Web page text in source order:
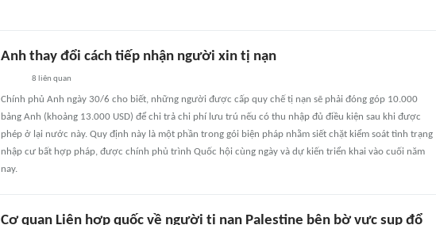
Anh thay đổi cách tiếp nhận người xin tị nạn
8 liên quan
Chính phủ Anh ngày 30/6 cho biết, những người được cấp quy chế tị nạn sẽ phải đóng góp 10.000
bảng Anh (khoảng 13.000 USD) để chi trả chi phí lưu trú nếu có thu nhập đủ điều kiện sau khi được
phép ở lại nước này. Quy định này là một phần trong gói biện pháp nhằm siết chặt kiểm soát tình trạng
nhập cư bất hợp pháp, được chính phủ trình Quốc hội cùng ngày và dự kiến triển khai vào cuối năm
nay.
Cơ quan Liên hợp quốc về người tị nạn Palestine bên bờ vực sụp đổ